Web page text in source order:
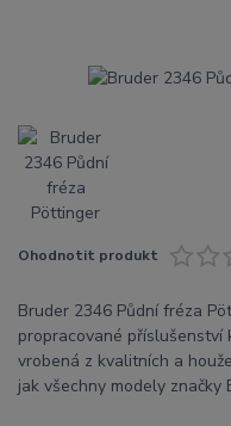
Ohodnotit produkt
Bruder 2346 Půdní fréza
propracované příslušenství
vrobená z kvalitních a
jak všechny modely značky